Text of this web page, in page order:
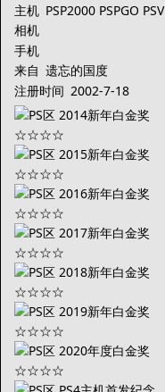
主机 PSP2000 PSPGO PSV
相机
手机
来自 遗忘的国度
注册时间 2002-7-18